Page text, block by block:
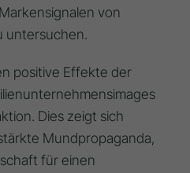
von
untersuchen.
positive Effekte der
Dies zeigt sich
Mundpropaganda,
für einen